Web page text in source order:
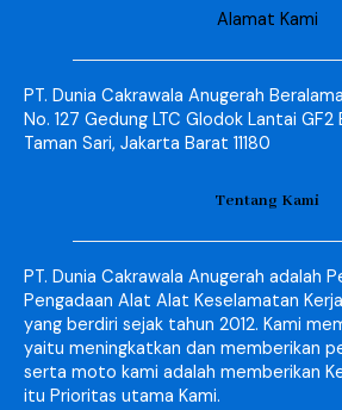
Alamat Kami
PT. Dunia Cakrawala Anugerah
No. 127 Gedung LTC Glodok Lantai GF2
Taman Sari, Jakarta Barat 11180
Tentang Kami
PT. Dunia Cakrawala Anugerah adalah
Pengadaan Alat Alat Keselamatan
yang berdiri sejak tahun 2012. Kami
yaitu meningkatkan dan memberikan
serta moto kami adalah memberikan
itu Prioritas utama Kami.